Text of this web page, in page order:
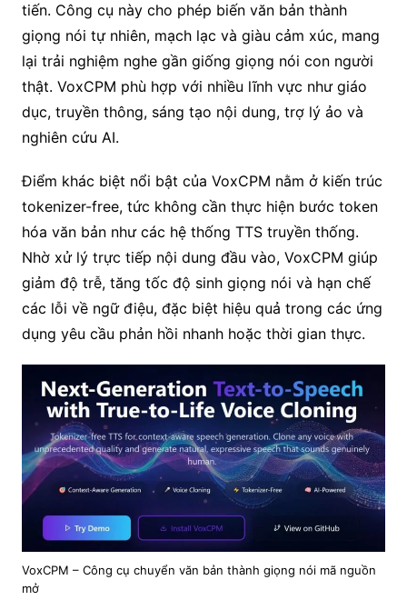
tiến. Công cụ này cho phép biến văn bản thành
giọng nói tự nhiên, mạch lạc và giàu cảm xúc, mang
lại trải nghiệm nghe gần giống giọng nói con người
thật. VoxCPM phù hợp với nhiều lĩnh vực như giáo
dục, truyền thông, sáng tạo nội dung, trợ lý ảo và
nghiên cứu AI.
Điểm khác biệt nổi bật của VoxCPM nằm ở kiến trúc
tokenizer-free, tức không cần thực hiện bước token
hóa văn bản như các hệ thống TTS truyền thống.
Nhờ xử lý trực tiếp nội dung đầu vào, VoxCPM giúp
giảm độ trễ, tăng tốc độ sinh giọng nói và hạn chế
các lỗi về ngữ điệu, đặc biệt hiệu quả trong các ứng
dụng yêu cầu phản hồi nhanh hoặc thời gian thực.
VoxCPM – Công cụ chuyển văn bản thành giọng nói mã nguồn
mở